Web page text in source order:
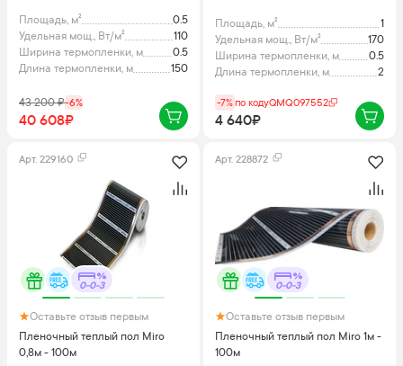
Площадь, м²
0.5
Удельная мощ., Вт/м²
110
Ширина термопленки, м
0.5
Длина термопленки, м
150
43 200₽-6%
40 608₽
Площадь, м²
1
Удельная мощ., Вт/м²
170
Ширина термопленки, м
0.5
Длина термопленки, м
2
-7%по кодуQMQ097552
4 640₽
Арт. 229160
0-0-3
Оставьте отзыв первым
Пленочный теплый пол Miro
0,8м - 100м
Арт. 228872
0-0-3
Оставьте отзыв первым
Пленочный теплый пол Miro 1м -
100м